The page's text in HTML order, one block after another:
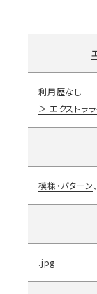
利用歴なし
エクストラ
模様・パターン
.jpg